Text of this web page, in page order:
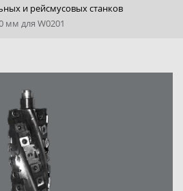
и рейсмусовых станков
мм для W0201